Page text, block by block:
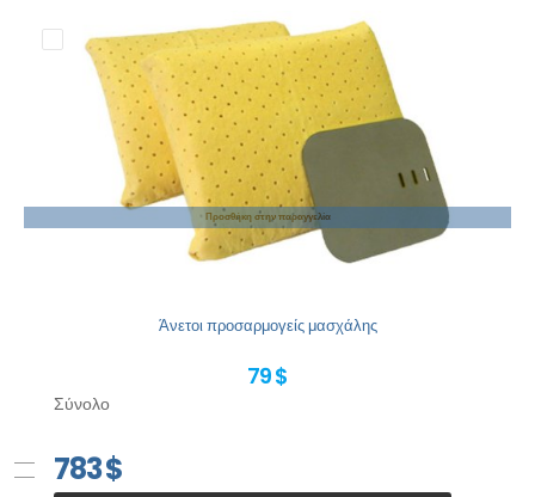
Προσθήκη στην παραγγελία
Άνετοι προσαρμογείς μασχάλης
79 $
Σύνολο
783$